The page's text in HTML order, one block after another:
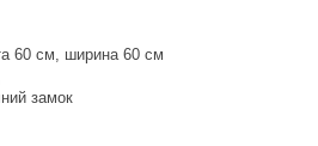
60 см, ширина 60 см
замок